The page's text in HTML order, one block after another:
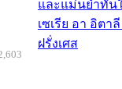
และแม่นยำทัน
เซเรีย อา อิตา
ฝรั่งเศส